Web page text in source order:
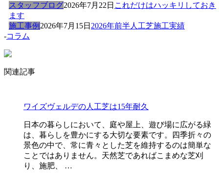
スタッフブログ2026年7月22日 これだけはハッキリしておき
ます
施工事例 2026年7月15日 2026年前半人工芝施工実績
-コラム
関連記事
ワイズヴェルデの人工芝は15年耐久
日本の暮らしにおいて、庭や屋上、遊び場に広がる緑
は、暮らしを豊かにする大切な要素です。四季折々の
景色の中で、常に青々とした芝を維持するのは簡単な
ことではありません。天然芝であればこまめな芝刈
り、施肥、 …